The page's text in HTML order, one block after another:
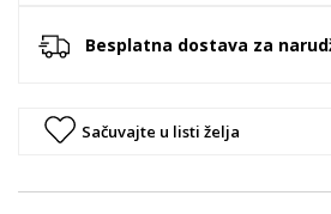
Besplatna dostava za
Sačuvajte u listi želja